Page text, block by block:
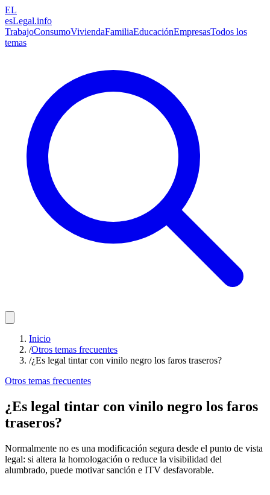
EL
esLegal.info
TrabajoConsumoViviendaFamiliaEducaciónEmpresasTodos los
temas
Inicio
/Otros temas frecuentes
/¿Es legal tintar con vinilo negro los faros traseros?
Otros temas frecuentes
¿Es legal tintar con vinilo negro los faros
traseros?
Normalmente no es una modificación segura desde el punto de vista
legal: si altera la homologación o reduce la visibilidad del
alumbrado, puede motivar sanción e ITV desfavorable.